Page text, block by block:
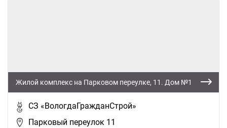
Жилой комплекс на Парковом переулке, 11. Дом №1
СЗ «ВологдаГражданСтрой»
Парковый переулок 11